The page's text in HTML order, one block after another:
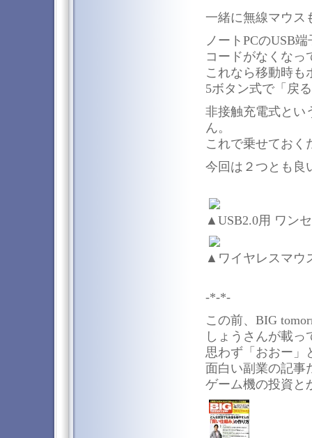
一緒に無線マウス
ノートPCのUSB
コードがなくなっ
これなら移動時も
5ボタン式で「戻
非接触充電式とい
ん。
これで乗せておく
今回は２つとも良
▲USB2.0用 ワン
▲ワイヤレスマウ
-*-*-
この前、BIG
しょうさんが載っ
思わず「おおー」
面白い副業の記事
ゲーム機の投資と